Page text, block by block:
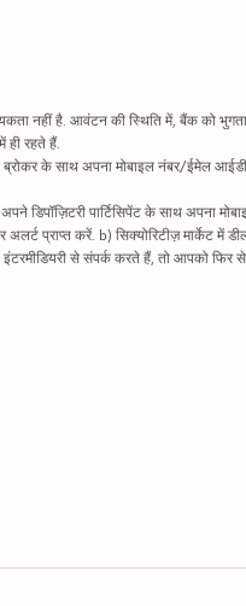
नहीं है. आवंटन की स्थिति में, बैंक को
रहते हैं.
के साथ अपना मोबाइल नंबर/ईमेल
पार्टिसिपेंट के साथ अपना
प्राप्त करें. b) सिक्योरिटीज़ मार्केट में
से संपर्क करते हैं, तो आपको फिर से